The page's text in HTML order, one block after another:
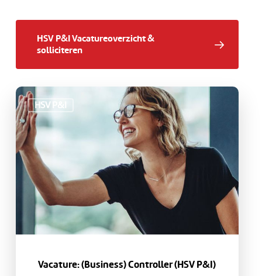
HSV P&I Vacatureoverzicht &
solliciteren
HSV P&I
Vacature:
(Business)
Controller
(HSV
P&I)
Vacature: (Business) Controller (HSV P&I)